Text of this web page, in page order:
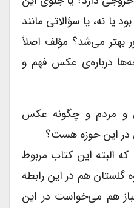
یا نه، یا سؤالاتی مانند
می‌شد؟ مؤلف اصلاً
درباره‌ی عکس فهم و
و مردم و چگونه عکس
این حوزه هست؟
البته این کتاب مربوط
هم در این رابطه
هم می‌خواست در این